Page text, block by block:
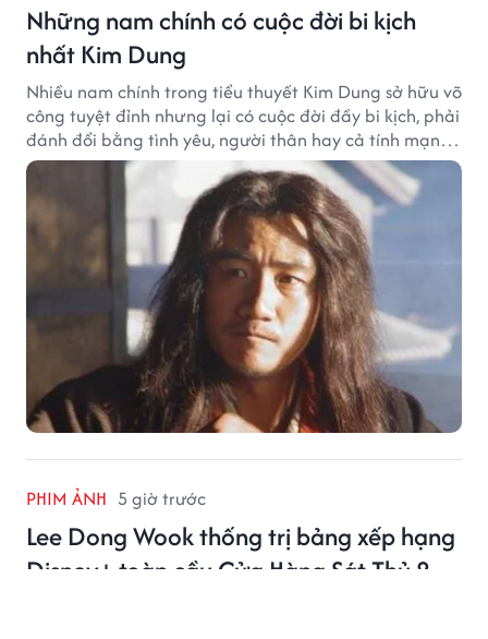
Những nam chính có cuộc đời bi kịch
nhất Kim Dung
Nhiều nam chính trong tiểu thuyết Kim Dung sở hữu võ
công tuyệt đỉnh nhưng lại có cuộc đời đầy bi kịch, phải
đánh đổi bằng tình yêu, người thân hay cả tính mạng,
khiến độc giả không khỏi tiếc nuối.
PHIM ẢNH 5 giờ trước
Lee Dong Wook thống trị bảng xếp hạng
Disney+ toàn cầu Cửa Hàng Sát Thủ 2